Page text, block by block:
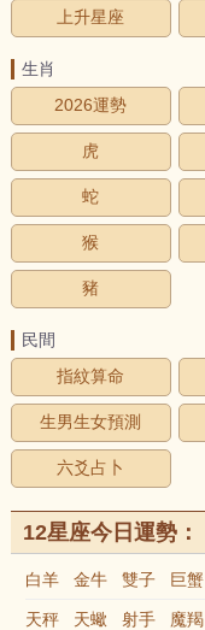
上升星座
生肖
2026運勢
虎
蛇
猴
豬
民間
指紋算命
生男生女預測
六爻占卜
12星座今日運勢：
白羊 金牛 雙子 巨蟹
天秤 天蠍 射手 魔羯